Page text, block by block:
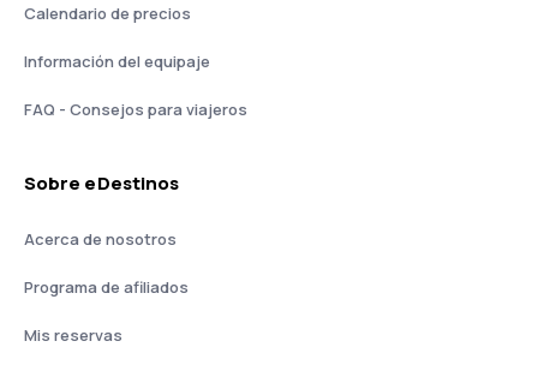
Calendario de precios
Información del equipaje
FAQ - Consejos para viajeros
Sobre eDestinos
Acerca de nosotros
Programa de afiliados
Mis reservas